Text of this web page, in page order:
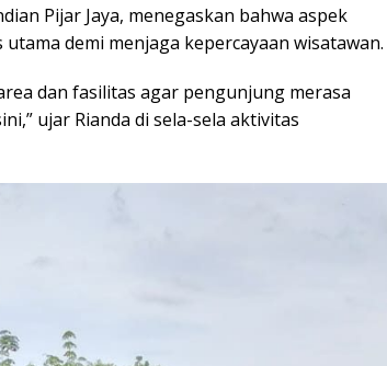
Pijar Jaya, menegaskan bahwa aspek
demi menjaga kepercayaan wisatawan.
dan fasilitas agar pengunjung merasa
ujar Rianda di sela-sela aktivitas